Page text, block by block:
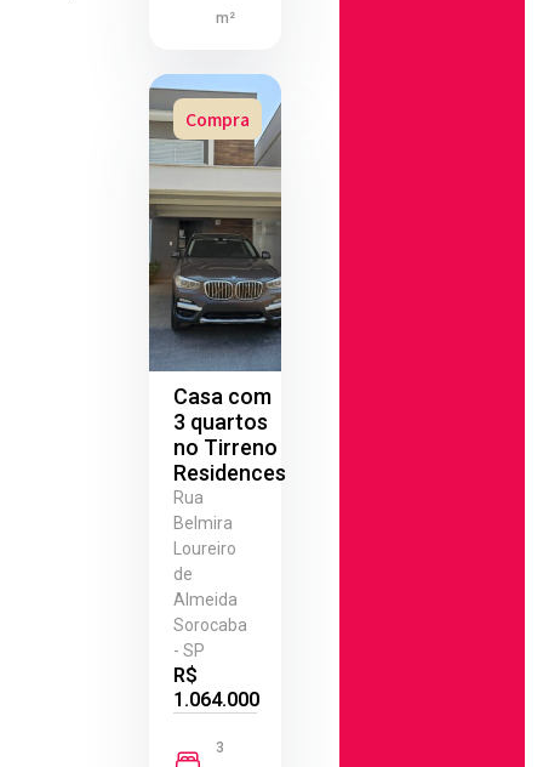
m²
Compra
Casa com
3 quartos
no Tirreno
Residences
Rua
Belmira
Loureiro
de
Almeida
Sorocaba
- SP
R$
1.064.000
3